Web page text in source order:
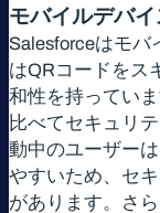
モバイルデバ
Salesforceはモバ
はQRコードをス
和性を持ってい
比べてセキュリ
動中のユーザー
やすいため、セ
があります。さ